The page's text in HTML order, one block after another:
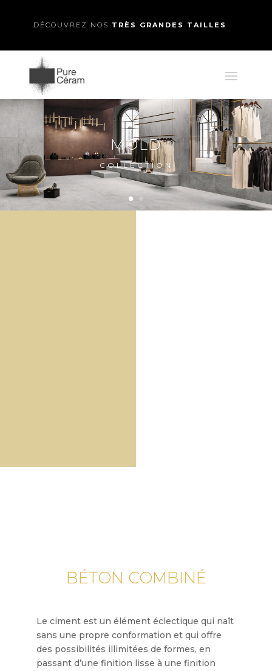
DÉCOUVREZ NOS TRÈS GRANDES TAILLES
MOLD
COLLECTION
BÉTON COMBINÉ
Le ciment est un élément éclectique qui naît
sans une propre conformation et qui offre
des possibilités illimitées de formes, en
passant d’une finition lisse à une finition